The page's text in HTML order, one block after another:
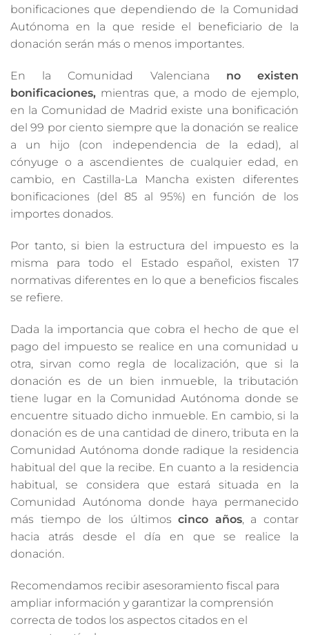
bonificaciones que dependiendo de la Comunidad
Autónoma en la que reside el beneficiario de la
donación serán más o menos importantes.
En la Comunidad Valenciana no existen
bonificaciones, mientras que, a modo de ejemplo,
en la Comunidad de Madrid existe una bonificación
del 99 por ciento siempre que la donación se realice
a un hijo (con independencia de la edad), al
cónyuge o a ascendientes de cualquier edad, en
cambio, en Castilla-La Mancha existen diferentes
bonificaciones (del 85 al 95%) en función de los
importes donados.
Por tanto, si bien la estructura del impuesto es la
misma para todo el Estado español, existen 17
normativas diferentes en lo que a beneficios fiscales
se refiere.
Dada la importancia que cobra el hecho de que el
pago del impuesto se realice en una comunidad u
otra, sirvan como regla de localización, que si la
donación es de un bien inmueble, la tributación
tiene lugar en la Comunidad Autónoma donde se
encuentre situado dicho inmueble. En cambio, si la
donación es de una cantidad de dinero, tributa en la
Comunidad Autónoma donde radique la residencia
habitual del que la recibe. En cuanto a la residencia
habitual, se considera que estará situada en la
Comunidad Autónoma donde haya permanecido
más tiempo de los últimoscinco años, a contar
hacia atrás desde el día en que se realice la
donación.
Recomendamos recibir asesoramiento fiscal para
ampliar información y garantizar la comprensión
correcta de todos los aspectos citados en el